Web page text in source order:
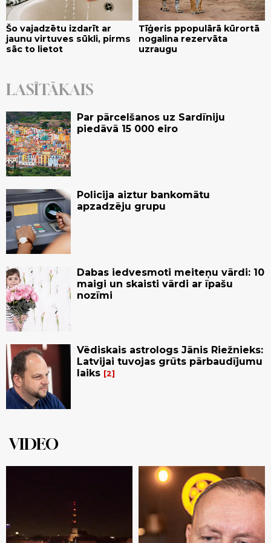
Šo vajadzētu izdarīt ar
jaunu virtuves sūkli, pirms
sāc to lietot
Tīģeris ppopulārā kūrortā
nogalina rezervāta
uzraugu
LASĪTĀKAIS
Par pārcelšanos uz Sardīniju
piedāvā 15 000 eiro
Policija aiztur bankomātu
apzadzēju grupu
Dabas iedvesmoti meiteņu vārdi: 10
maigi un skaisti vārdi ar īpašu
nozīmi
Vēdiskais astrologs Jānis Riežnieks:
Latvijai tuvojas grūts pārbaudījumu
laiks
2
VIDEO